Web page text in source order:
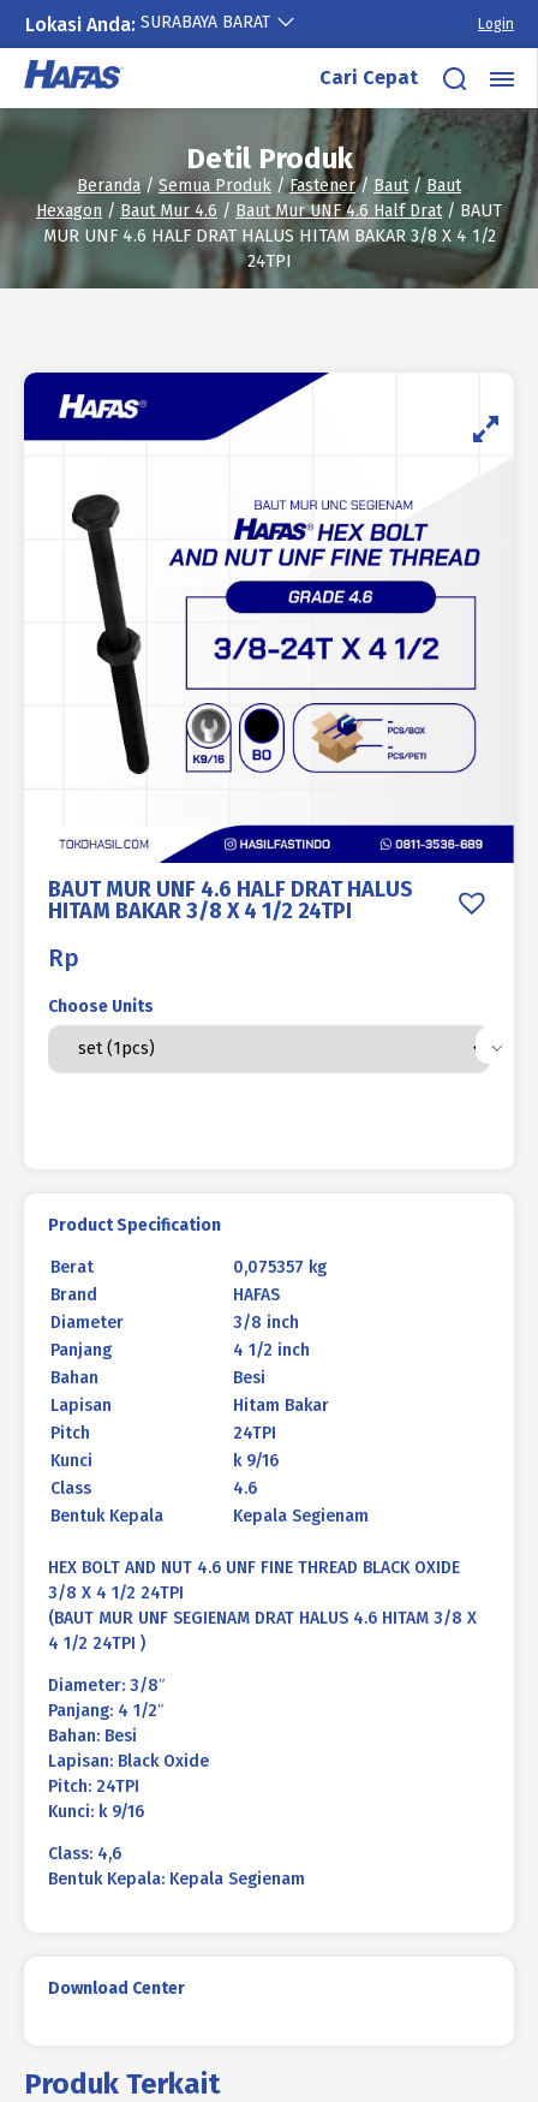
Lokasi Anda: SURABAYA BARAT Login
Lewati
konten
Cari Cepat
Detil Produk
Beranda/ Semua Produk /Fastener/ Baut/ Baut
Hexagon / Baut Mur 4.6 / Baut Mur UNF 4.6 Half Drat/ BAUT
MUR UNF 4.6 HALF DRAT HALUS HITAM BAKAR 3/8 X 4 1/2
24TPI
BAUT MUR UNF 4.6 HALF DRAT HALUS
HITAM BAKAR 3/8 X 4 1/2 24TPI
Rp
Choose Units
Product Specification
Berat
0,075357 kg
Brand
HAFAS
Diameter
3/8 inch
Panjang
4 1/2 inch
Bahan
Besi
Lapisan
Hitam Bakar
Pitch
24TPI
Kunci
k 9/16
Class
4.6
Bentuk Kepala
Kepala Segienam
HEX BOLT AND NUT 4.6 UNF FINE THREAD BLACK OXIDE
3/8 X 4 1/2 24TPI
(BAUT MUR UNF SEGIENAM DRAT HALUS 4.6 HITAM 3/8 X
4 1/2 24TPI )
Diameter: 3/8″
Panjang: 4 1/2″
Bahan: Besi
Lapisan: Black Oxide
Pitch: 24TPI
Kunci: k 9/16
Class: 4,6
Bentuk Kepala: Kepala Segienam
Download Center
Produk Terkait